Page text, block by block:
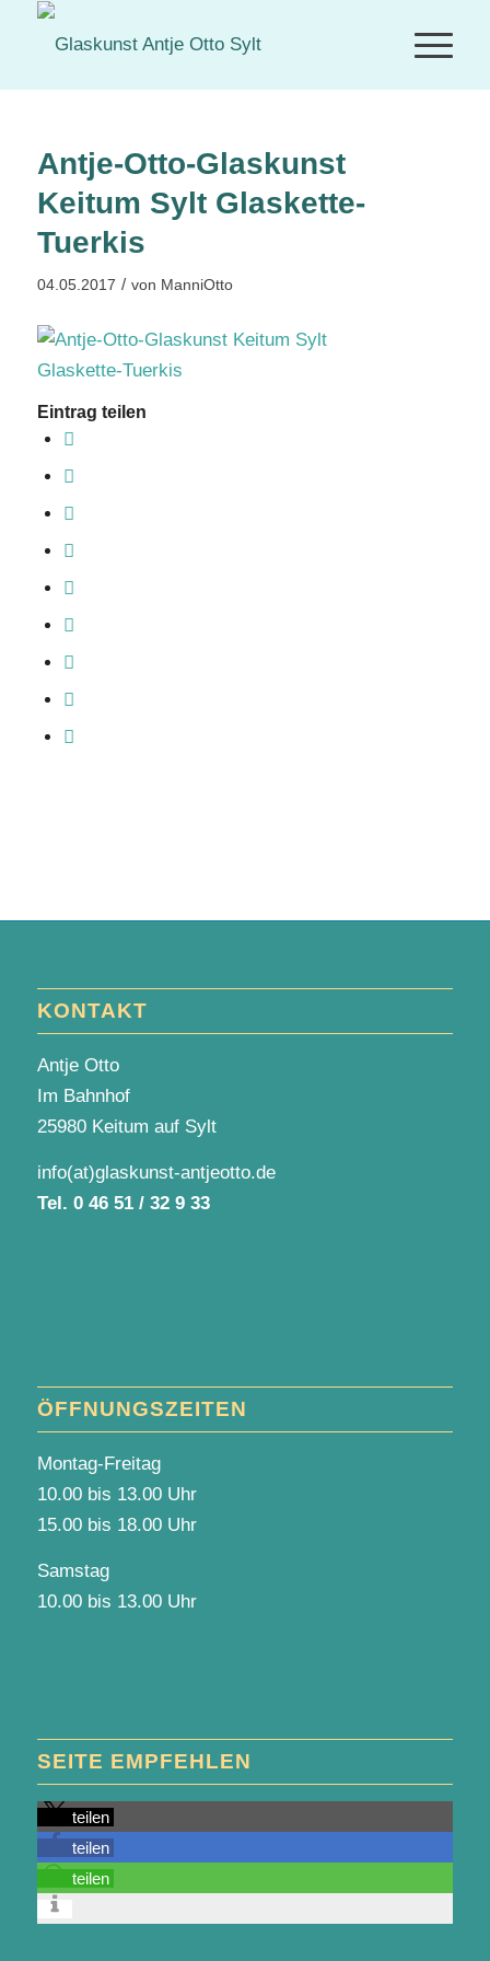
Antje-Otto-Glaskunst
Keitum Sylt Glaskette-
Tuerkis
04.05.2017 / von ManniOtto
Eintrag teilen
KONTAKT
Antje Otto
Im Bahnhof
25980 Keitum auf Sylt
info(at)glaskunst-antjeotto.de
Tel. 0 46 51 / 32 9 33
ÖFFNUNGSZEITEN
Montag-Freitag
10.00 bis 13.00 Uhr
15.00 bis 18.00 Uhr
Samstag
10.00 bis 13.00 Uhr
SEITE EMPFEHLEN
teilen
teilen
teilen